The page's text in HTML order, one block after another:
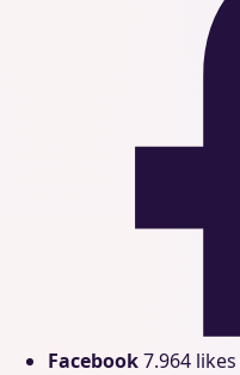
Facebook7.964 likes